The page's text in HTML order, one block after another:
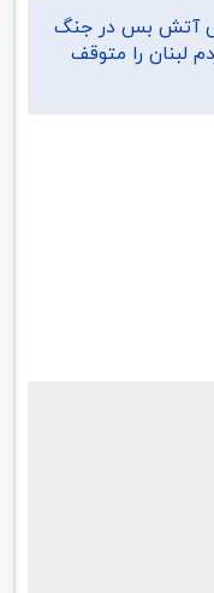
آتش بس در جنگ
لبنان را متوقف